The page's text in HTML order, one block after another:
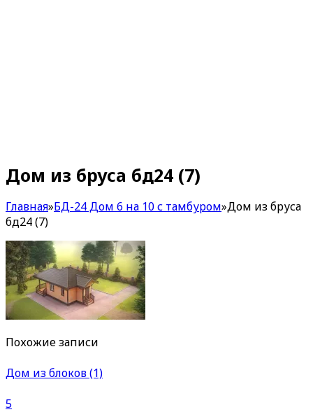
Дом из бруса бд24 (7)
Главная»БД-24 Дом 6 на 10 с тамбуром»Дом из бруса
бд24 (7)
Похожие записи
Дом из блоков (1)
5